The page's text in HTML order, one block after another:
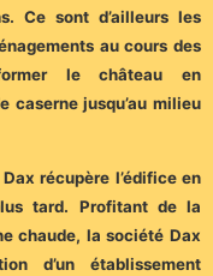
Ce sont d’ailleurs les
au cours des
le château en
caserne jusqu’au milieu
récupère l’édifice en
tard. Profitant de la
chaude, la société Dax
d’un établissement